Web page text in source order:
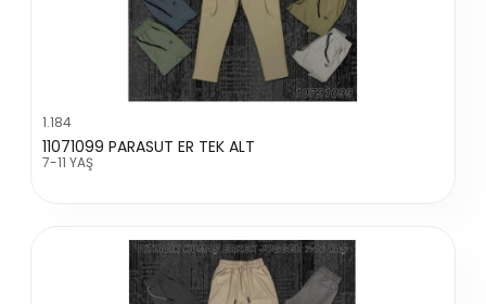
1.184
11071099 PARASUT ER TEK ALT
7-11 YAŞ